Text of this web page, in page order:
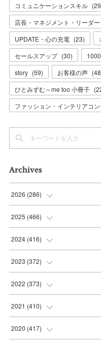
コミュニケーションスキル (29
店長・マネジメント・リーダ
UPDATE・心の充電 (23)
セールスアップ (30)
story (59) お客様の声 (48
ひとみずむ～me too 小冊子 (
ファッション・インテリアコ
Archives
2026 (286)
(7)
(36
(37
(42
2025 (466)
(56
(37
(35
(36
2024 (416)
(38
(39
(38
(36
2023 (372)
(31
(30
(30
2022 (373)
(31
(33
2021 (410)
(32
2020 (417)